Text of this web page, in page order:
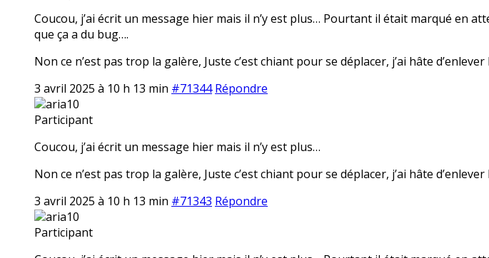
Coucou, j’ai écrit un message hier mais il n’y est plus… Pourtant il était marqué en
que ça a du bug….
Non ce n’est pas trop la galère, Juste c’est chiant pour se déplacer, j’ai hâte
3 avril 2025 à 10 h 13 min #71344 Répondre
aria10
Participant
Coucou, j’ai écrit un message hier mais il n’y est plus…
Non ce n’est pas trop la galère, Juste c’est chiant pour se déplacer, j’ai hâte
3 avril 2025 à 10 h 13 min #71343 Répondre
aria10
Participant